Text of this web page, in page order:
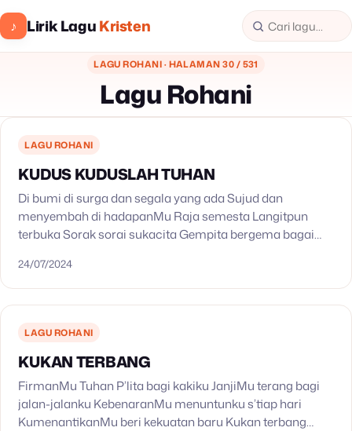
♪ Lirik LaguKristen
LAGU ROHANI · HALAMAN 30 / 531
Lagu Rohani
LAGU ROHANI
KUDUS KUDUSLAH TUHAN
Di bumi di surga dan segala yang ada Sujud dan
menyembah di hadapanMu Raja semesta Langitpun
terbuka Sorak sorai sukacita Gempita bergema bagai
kuduslah Tuhan…
24/07/2024
LAGU ROHANI
KUKAN TERBANG
FirmanMu Tuhan P’lita bagi kakiku JanjiMu terang bagi
jalan-jalanku KebenaranMu menuntunku s’tiap hari
KumenantikanMu beri kekuatan baru Kukan terbang